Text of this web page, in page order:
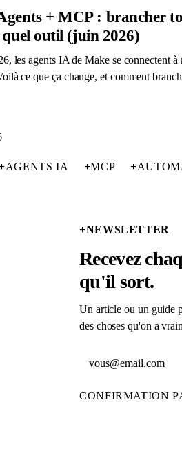
+ MCP : brancher
outil (juin 2026)
les agents IA de Make se connectent à
ce que ça change, et comment
AGENTS IA +MCP +
+NEWSLETTER
Recevez
qu'il sort.
Un article ou un guide
des choses qu'on a
CONFIRMATION